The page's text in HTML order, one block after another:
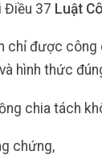
Điều 37 Luật
chỉ được
hình thức
chia tách
chứng,